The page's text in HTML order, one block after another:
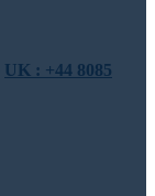
UK : +44 8085